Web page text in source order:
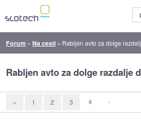
Forum » Na cesti » Rabljen avto za dolge
Rabljen avto za dolge razdalje
« 1 2 3 4 »